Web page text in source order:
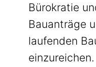
Bürokratie
Bauanträge
laufenden
einzureichen.